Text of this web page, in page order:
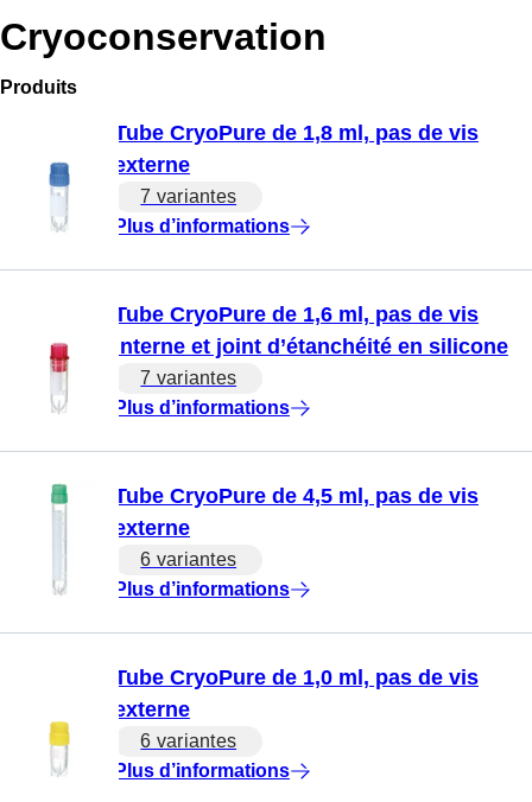
Cryoconservation
Produits
Tube CryoPure de 1,8 ml, pas de vis
externe
7 variantes
Plus d’informations
Tube CryoPure de 1,6 ml, pas de vis
interne et joint d’étanchéité en silicone
7 variantes
Plus d’informations
Tube CryoPure de 4,5 ml, pas de vis
externe
6 variantes
Plus d’informations
Tube CryoPure de 1,0 ml, pas de vis
externe
6 variantes
Plus d’informations